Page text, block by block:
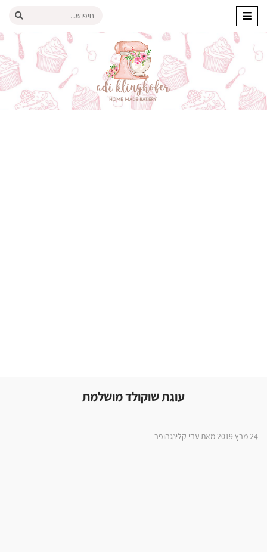
עוגת שוקולד מושלמת
24 מרץ 2019 מאת עדי קלינגהופר